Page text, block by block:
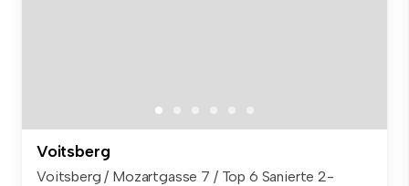
Voitsberg
Voitsberg / Mozartgasse 7 / Top 6 Sanierte 2-